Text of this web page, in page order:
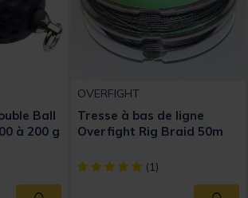
Ball
à 200 g
5 Customer Rating
OVERFIGHT
Tresse à bas de ligne
Overfight Rig Braid 50m
[object Object] out of 5
(1)